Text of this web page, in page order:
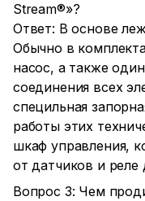
Stream®»?
Ответ: В основе
Обычно в
насос, а также
соединения всех
специльная
работы этих
шкаф управления,
от датчиков и реле
Вопрос 3: Чем